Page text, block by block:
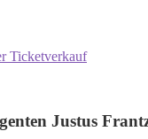
Ticketverkauf
Justus